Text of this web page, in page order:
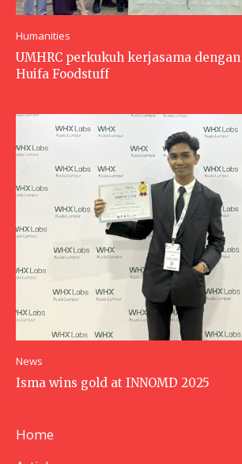
Humanities
UMHRC perkukuh kerjasama
Huifa Foodstuff
News
Isma wins gold at INNOMD 2025
Home